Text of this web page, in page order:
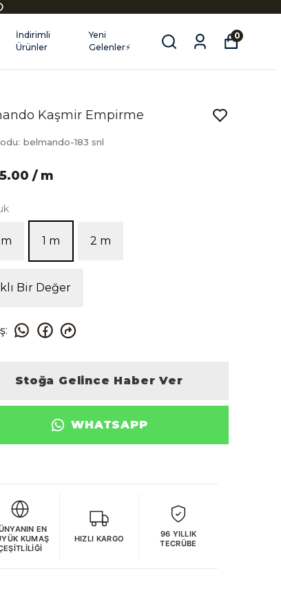
İndirimli
Ürünler
Yeni
Gelenler⚡
0
Kaşmir Empirme
: belmando-183 snl
/ m
1 m 2 m
Bir Değer
:
Stoğa Gelince Haber Ver
WHATSAPP
EN
KUMAŞ
HIZLI KARGO
96 YILLIK
TECRÜBE